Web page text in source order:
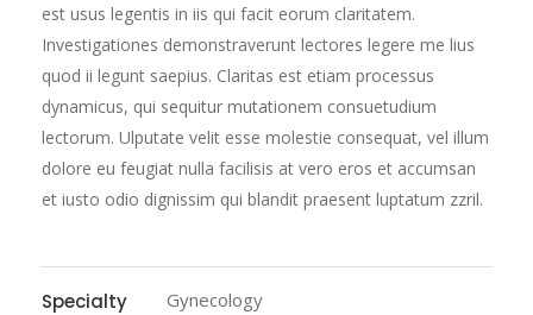
est usus legentis in iis qui facit eorum claritatem.
Investigationes demonstraverunt lectores legere me lius
quod ii legunt saepius. Claritas est etiam processus
dynamicus, qui sequitur mutationem consuetudium
lectorum. Ulputate velit esse molestie consequat, vel illum
dolore eu feugiat nulla facilisis at vero eros et accumsan
et iusto odio dignissim qui blandit praesent luptatum zzril.
Specialty Gynecology